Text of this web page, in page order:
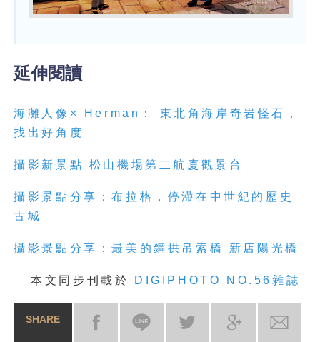
延伸閱讀
海灘人像× Herman： 東北角海岸奇岩怪石，
找出好角度
攝影新景點 松山機場第二航廈觀景台
攝影景點分享：布拉格，停滯在中世紀的歷史
古城
攝影景點分享：最美的鋼拱吊索橋 新店陽光橋
本文同步刊載於 DIGIPHOTO NO.56雜誌
SHARE